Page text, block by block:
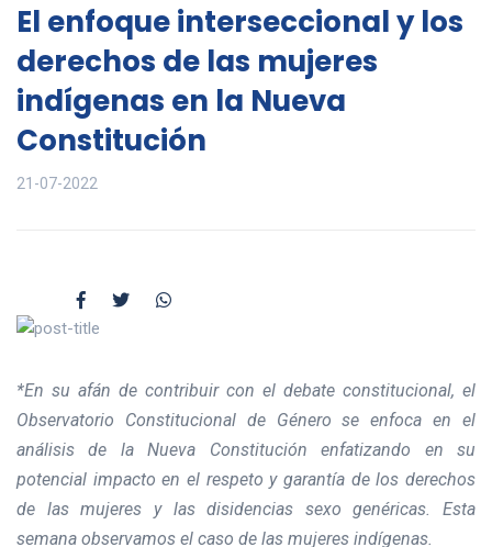
El enfoque interseccional y los
derechos de las mujeres
indígenas en la Nueva
Constitución
21-07-2022
*En su afán de contribuir con el debate constitucional, el
Observatorio Constitucional de Género se enfoca en el
análisis de la Nueva Constitución enfatizando en su
potencial impacto en el respeto y garantía de los derechos
de las mujeres y las disidencias sexo genéricas. Esta
semana observamos el caso de las mujeres indígenas.